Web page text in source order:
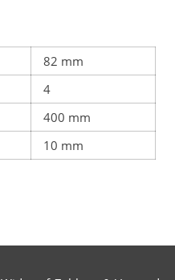
82 mm
4
400 mm
10 mm